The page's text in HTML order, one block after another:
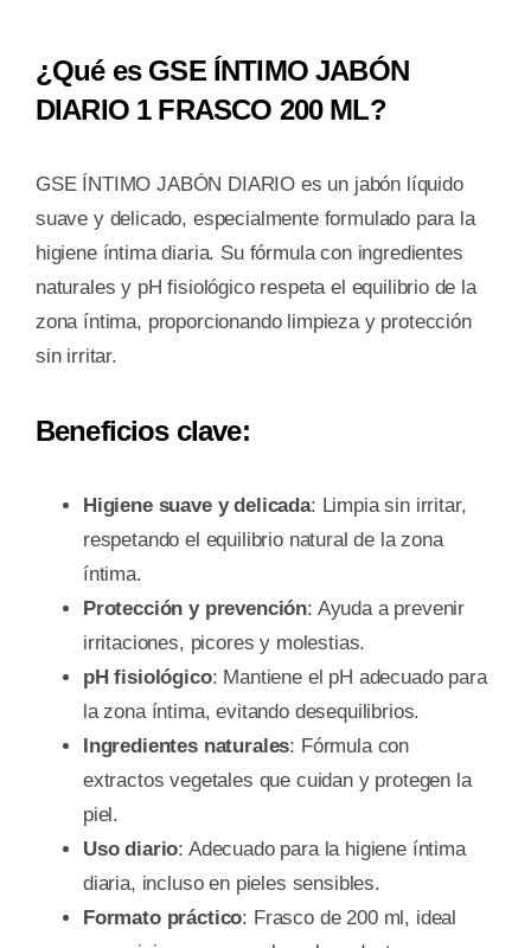
200
ML
¿Qué es GSE ÍNTIMO JABÓN
DIARIO 1 FRASCO 200 ML?
GSE ÍNTIMO JABÓN DIARIO es un jabón líquido
suave y delicado, especialmente formulado para la
higiene íntima diaria. Su fórmula con ingredientes
naturales y pH fisiológico respeta el equilibrio de la
zona íntima, proporcionando limpieza y protección
sin irritar.
Beneficios clave:
Higiene suave y delicada: Limpia sin irritar,
respetando el equilibrio natural de la zona
íntima.
Protección y prevención: Ayuda a prevenir
irritaciones, picores y molestias.
pH fisiológico: Mantiene el pH adecuado para
la zona íntima, evitando desequilibrios.
Ingredientes naturales: Fórmula con
extractos vegetales que cuidan y protegen la
piel.
Uso diario: Adecuado para la higiene íntima
diaria, incluso en pieles sensibles.
Formato práctico: Frasco de 200 ml, ideal